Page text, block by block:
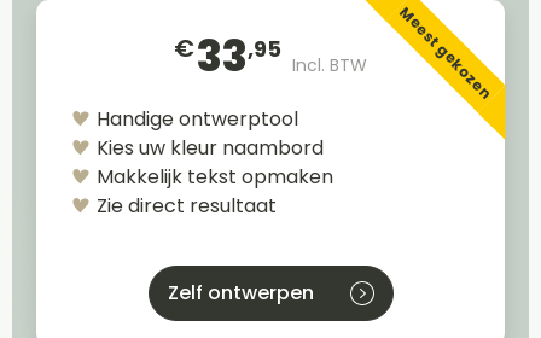
€33,95
Incl. BTW Meest gekozen
Handige ontwerptool
Kies uw kleur naambord
Makkelijk tekst opmaken
Zie direct resultaat
Zelf ontwerpen